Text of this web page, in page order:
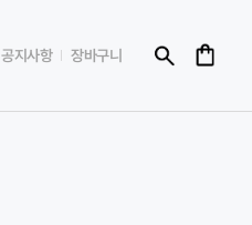
공지사항 장바구니